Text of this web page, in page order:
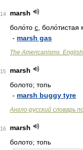
14
marsh
боло́то с , боло́тистая
- marsh gas
The Americanisms.
15
marsh
болото; топь
- marsh buggy tyre
Англо-русский словарь
16
marsh
болото; топь